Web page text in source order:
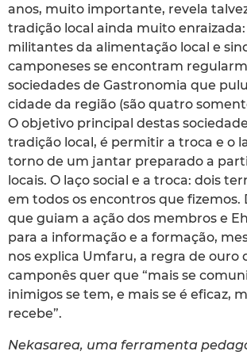
anos, muito importante, revela
tradição local ainda muito
militantes da alimentação local e
camponeses se encontram
sociedades de Gastronomia que
cidade da região (são quatro
O objetivo principal destas
tradição local, é permitir a troca e o
torno de um jantar preparado a
locais. O laço social e a troca: dois
em todos os encontros que fizemos.
que guiam a ação dos membros e
para a informação e a formação,
nos explica Umfaru, a regra de ouro
camponês quer que “mais se
inimigos se tem, e mais se é eficaz,
recebe”.
Nekasarea, uma ferramenta